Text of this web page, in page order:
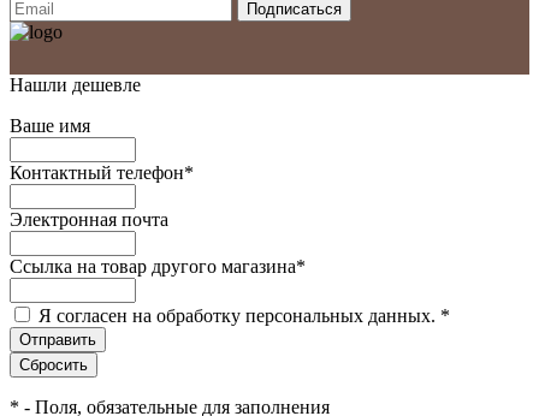
Нашли дешевле
Ваше имя
Контактный телефон*
Электронная почта
Ссылка на товар другого магазина*
Я согласен на обработку персональных данных. *
* - Поля, обязательные для заполнения